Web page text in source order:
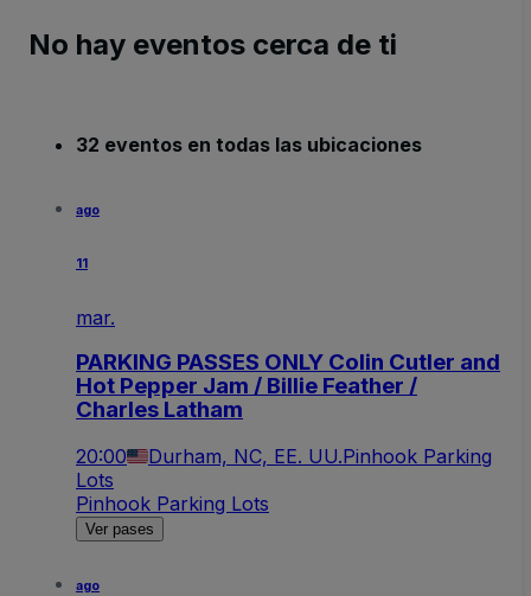
No hay eventos cerca de ti
32 eventos en todas las ubicaciones
ago
11
mar.
PARKING PASSES ONLY Colin Cutler and
Hot Pepper Jam / Billie Feather /
Charles Latham
20:00 Durham, NC, EE. UU.Pinhook Parking
Lots
Pinhook Parking Lots
Ver pases
ago